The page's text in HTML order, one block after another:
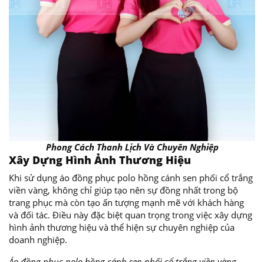
Phong Cách Thanh Lịch Và Chuyên Nghiệp
Xây Dựng Hình Ảnh Thương Hiệu
Khi sử dụng áo đồng phục polo hồng cánh sen phối cổ trắng
viền vàng, không chỉ giúp tạo nên sự đồng nhất trong bộ
trang phục mà còn tạo ấn tượng mạnh mẽ với khách hàng
và đối tác. Điều này đặc biệt quan trọng trong việc xây dựng
hình ảnh thương hiệu và thể hiện sự chuyên nghiệp của
doanh nghiệp.